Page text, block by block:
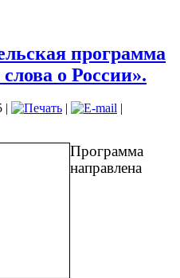
программа
о России».
| |
|
Программа
направлена